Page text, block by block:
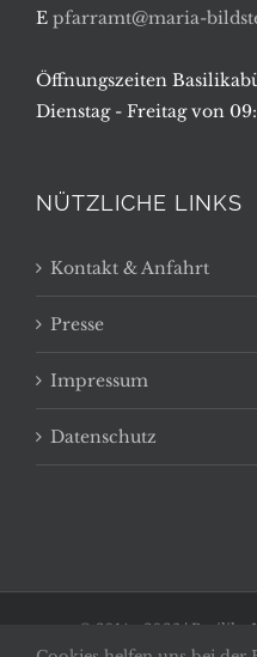
E pfarramt@maria-
Öffnungszeiten
Dienstag - Freitag von
NÜTZLICHE LINKS
Kontakt & Anfahrt
Presse
Impressum
Datenschutz
© 2014 - 2026 | Basilika